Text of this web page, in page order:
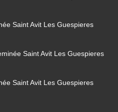
Saint Avit Les Guespieres
Saint Avit Les Guespieres
Saint Avit Les Guespieres